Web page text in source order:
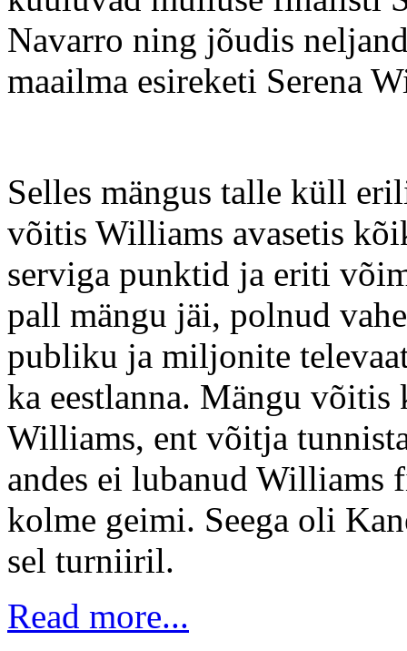
Navarro ning jõudis
maailma esireketi Serena
Selles mängus talle küll
võitis Williams avasetis
serviga punktid ja eriti
pall mängu jäi, polnud
publiku ja miljonite
ka eestlanna. Mängu
Williams, ent võitja
andes ei lubanud Williams
kolme geimi. Seega oli
sel turniiril.
Read more...